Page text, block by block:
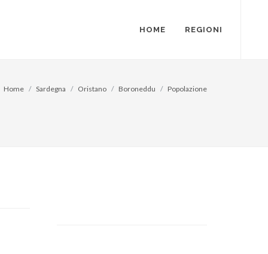
HOME REGIONI
Home Sardegna Oristano Boroneddu Popolazione